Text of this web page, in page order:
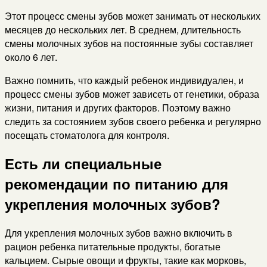
Этот процесс смены зубов может занимать от нескольких
месяцев до нескольких лет. В среднем, длительность
смены молочных зубов на постоянные зубы составляет
около 6 лет.
Важно помнить, что каждый ребенок индивидуален, и
процесс смены зубов может зависеть от генетики, образа
жизни, питания и других факторов. Поэтому важно
следить за состоянием зубов своего ребенка и регулярно
посещать стоматолога для контроля.
Есть ли специальные
рекомендации по питанию для
укрепления молочных зубов?
Для укрепления молочных зубов важно включить в
рацион ребенка питательные продукты, богатые
кальцием. Сырые овощи и фрукты, такие как морковь,